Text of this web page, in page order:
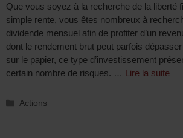
Que vous soyez à la recherche de la liberté
simple rente, vous êtes nombreux à
dividende mensuel afin de profiter d’un
dont le rendement brut peut parfois
sur le papier, ce type d’investissement
certain nombre de risques. … Lire la suite
Actions